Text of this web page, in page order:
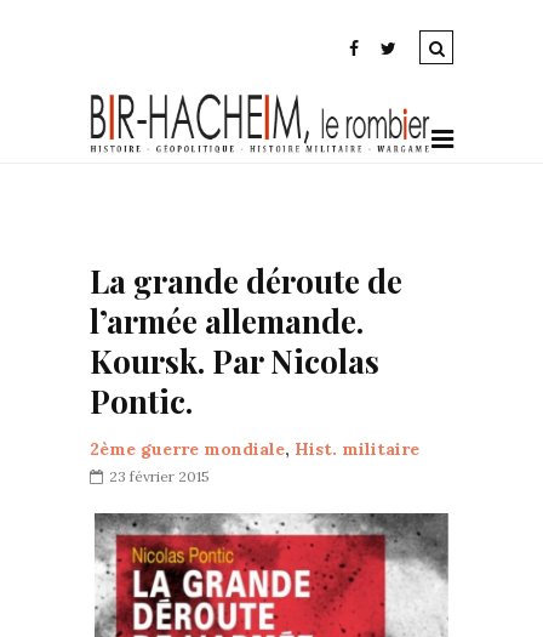
La grande déroute de
l’armée allemande.
Koursk. Par Nicolas
Pontic.
2ème guerre mondiale, Hist. militaire
23 février 2015